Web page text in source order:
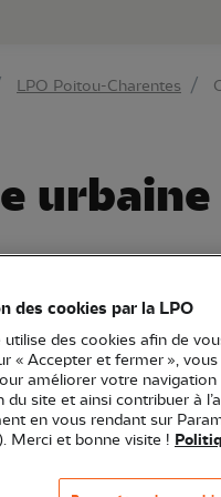
LPO Poitou-Charentes
Charentes Formation
particulièrement
conservation pour
des cookies par la LPO
utilise des cookies afin de
« Accepter et fermer »,
améliorer votre navigation
du site et ainsi contribuer à
en vous rendant sur
Merci et bonne visite !